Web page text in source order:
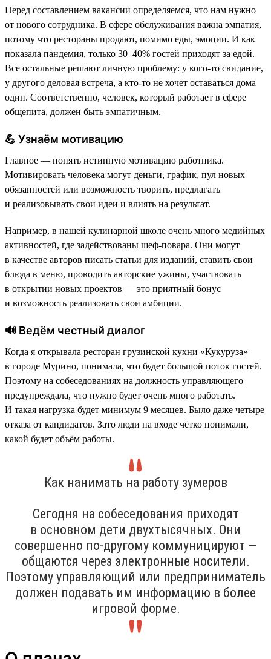
Перед составлением вакансии определяемся, что нам нужно
от нового сотрудника. В сфере обслуживания важна эмпатия,
потому что рестораны продают, помимо еды, эмоции. И как
показала пандемия, только 30–40% гостей приходят за едой.
Все остальные решают личную проблему: у кого-то свидание,
у другого деловая встреча, а кто-то не хочет оставаться дома
один. Соответственно, человек, который работает в сфере
общепита, должен быть эмпатичным.
💪 Узнаём мотивацию
Главное — понять истинную мотивацию работника.
Мотивировать человека могут деньги, график, пул новых
обязанностей или возможность творить, предлагать
и реализовывать свои идеи и влиять на результат.
Например, в нашей кулинарной школе очень много медийных
активностей, где задействованы шеф-повара. Они могут
в качестве авторов писать статьи для изданий, ставить свои
блюда в меню, проводить авторские ужины, участвовать
в открытии новых проектов — это приятный бонус
и возможность реализовать свои амбиции.
🔊 Ведём честный диалог
Когда я открывала ресторан грузинской кухни «Кукуруза»
в городе Мурино, понимала, что будет большой поток гостей.
Поэтому на собеседованиях на должность управляющего
предупреждала, что нужно будет очень много работать.
И такая нагрузка будет минимум 9 месяцев. Было даже четыре
отказа от кандидатов. Зато люди на входе чётко понимали,
какой будет объём работы.
Как нанимать на работу зумеров
Сегодня на собеседования приходят
в основном дети двухтысячных. Они
совершенно по-другому коммуницируют —
общаются через электронные носители.
Поэтому управляющий или предприниматель
должен подавать им информацию в более
игровой форме.